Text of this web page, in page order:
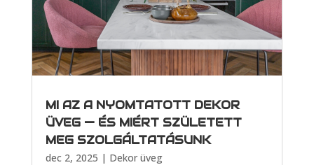
MI AZ A NYOMTATOTT DEKOR
ÜVEG — ÉS MIÉRT SZÜLETETT
MEG SZOLGÁLTATÁSUNK
dec 2, 2025 | Dekor üveg